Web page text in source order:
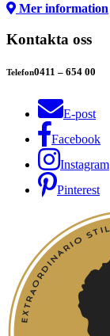
Mer information
Kontakta oss
Telefon0411 – 654 00
E-post
Facebook
Instagram
Pinterest